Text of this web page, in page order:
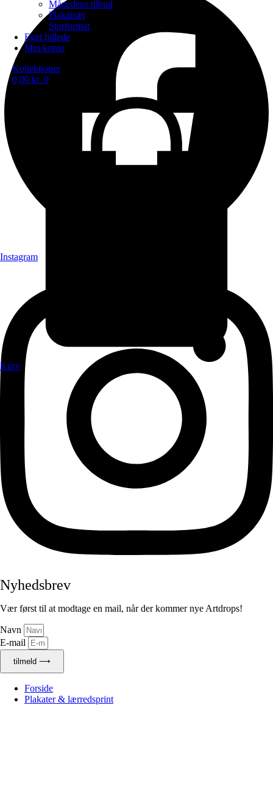
Månedens tilbud
Plakatsæt
Storformat
Eget billede
Min konto
Kollektioner
0,00 kr. 0
Kurv
Instagram
Nyhedsbrev
Vær først til at modtage en mail, når der kommer nye Artdrops!
Navn
E-mail
tilmeld ⟶
Forside
Plakater & lærredsprint